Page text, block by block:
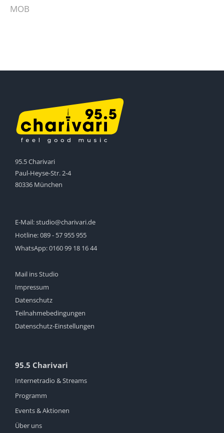
MOB
95.5 Charivari
Paul-Heyse-Str. 2-4
80336 München
E-Mail:studio@charivari.de
Hotline:089 - 57 955 955
WhatsApp:0160 99 18 16 44
Mail ins Studio
Impressum
Datenschutz
Teilnahmebedingungen
Datenschutz-Einstellungen
95.5 Charivari
Internetradio & Streams
Programm
Events & Aktionen
Über uns